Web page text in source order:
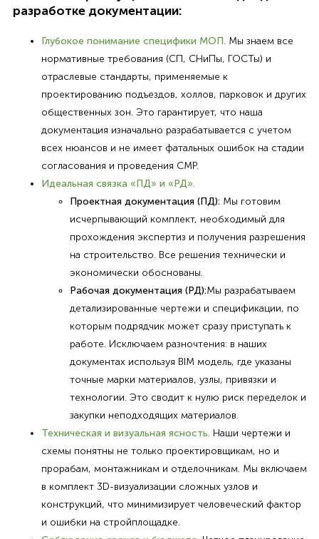
разработке документации:
Глубокое понимание специфики МОП. Мы знаем все
нормативные требования (СП, СНиПы, ГОСТы) и
отраслевые стандарты, применяемые к
проектированию подъездов, холлов, парковок и других
общественных зон. Это гарантирует, что наша
документация изначально разрабатывается с учетом
всех нюансов и не имеет фатальных ошибок на стадии
согласования и проведения СМР.
Идеальная связка «ПД» и «РД».
Проектная документация (ПД): Мы готовим
исчерпывающий комплект, необходимый для
прохождения экспертиз и получения разрешения
на строительство. Все решения технически и
экономически обоснованы.
Рабочая документация (РД):Мы разрабатываем
детализированные чертежи и спецификации, по
которым подрядчик может сразу приступать к
работе. Исключаем разночтения: в наших
документах используя BIM модель, где указаны
точные марки материалов, узлы, привязки и
технологии. Это сводит к нулю риск переделок и
закупки неподходящих материалов.
Техническая и визуальная ясность. Наши чертежи и
схемы понятны не только проектировщикам, но и
прорабам, монтажникам и отделочникам. Мы включаем
в комплект 3D-визуализации сложных узлов и
конструкций, что минимизирует человеческий фактор
и ошибки на стройплощадке.